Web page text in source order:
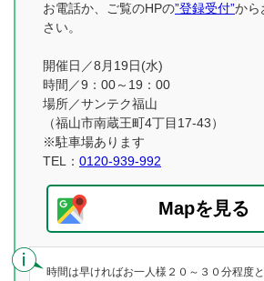
お電話か、ご覧のHPの”登録受付”から
さい。
開催日／8月19日(水)
時間／9：00～19：00
場所／サンテク福山
（福山市南蔵王町4丁目17-43）
※駐車場あります
TEL： 0120-939-992
Mapを見る
時間は早ければお一人様２０～３０分程度と